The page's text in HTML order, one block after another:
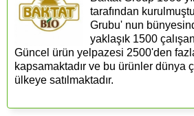
tarafından
Grubu' nun
yaklaşık 1500
Güncel ürün yelpazesi 2500'den
kapsamaktadır ve bu ürünler dünya
ülkeye satılmaktadır.